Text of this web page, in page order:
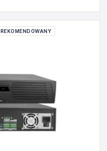
REKOMENDOWANY